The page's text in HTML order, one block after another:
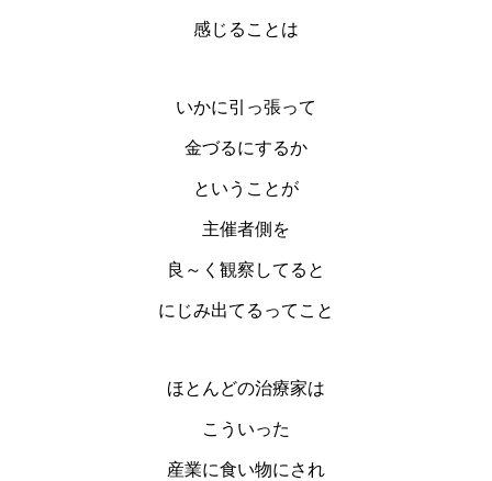
感じることは
いかに引っ張って
金づるにするか
ということが
主催者側を
良～く観察してると
にじみ出てるってこと
ほとんどの治療家は
こういった
産業に食い物にされ